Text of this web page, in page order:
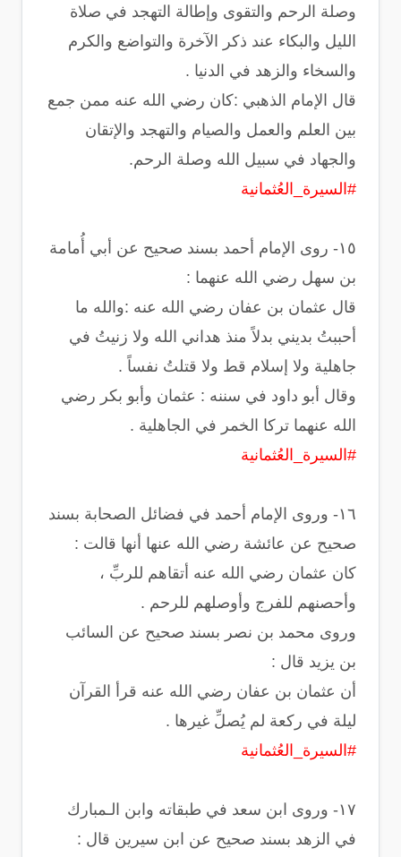
وصلة الرحم والتقوى وإطالة التهجد في صلاة
الليل والبكاء عند ذكر الآخرة والتواضع والكرم
والسخاء والزهد في الدنيا .
قال الإمام الذهبي :‏كان رضي الله عنه ممن جمع
بين العلم والعمل والصيام والتهجد والإتقان
والجهاد في سبيل الله وصلة الرحم.
#السيرة_العُثمانية
‏١٥- روى الإمام أحمد بسند صحيح عن أبي أُمامة
بن سهل رضي الله عنهما :
‏قال عثمان بن عفان رضي الله عنه :‏والله ما
أحببتُ بديني بدلاً منذ هداني الله ولا زنيتُ في
جاهلية ولا إسلام قط ولا قتلتُ نفساً .
وقال أبو داود في سننه : عثمان وأبو بكر رضي
الله عنهما تركا الخمر في الجاهلية .
#السيرة_العُثمانية
‏١٦- وروى الإمام أحمد في فضائل الصحابة بسند
صحيح عن عائشة رضي الله عنها أنها قالت :
‏كان عثمان رضي الله عنه أتقاهم للربِّ ،
وأحصنهم للفرج وأوصلهم للرحم .
وروى محمد بن نصر بسند صحيح عن السائب
بن يزيد قال :
‏أن عثمان بن عفان رضي الله عنه قرأ القرآن
ليلة في ركعة لم يُصلِّ غيرها .
#السيرة_العُثمانية
‏١٧- وروى ابن سعد في طبقاته وابن الـمبارك
في الزهد بسند صحيح عن ابن سيرين قال :